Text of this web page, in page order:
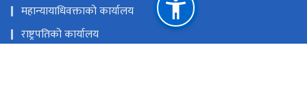
महान्यायाधिवक्ताको कार्यालय
राष्ट्रपतिको कार्यालय